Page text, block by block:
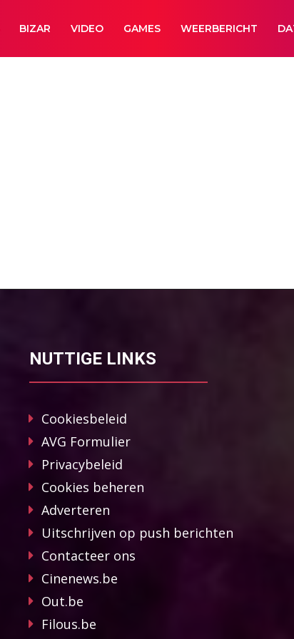
BIZAR VIDEO GAMES WEERBERICHT
NUTTIGE LINKS
Cookiesbeleid
AVG Formulier
Privacybeleid
Cookies beheren
Adverteren
Uitschrijven op push berichten
Contacteer ons
Cinenews.be
Out.be
Filous.be